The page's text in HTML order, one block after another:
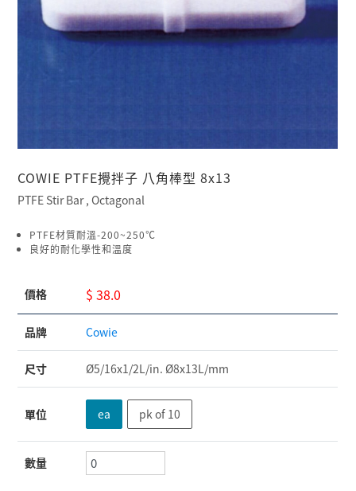
COWIE PTFE攪拌子 八角棒型 8x13
PTFE Stir Bar , Octagonal
PTFE材質耐溫-200~250℃
良好的耐化學性和溫度
價格 $ 38.0
品牌 Cowie
尺寸 Ø5/16x1/2L/in. Ø8x13L/mm
單位 ea pk of 10
數量